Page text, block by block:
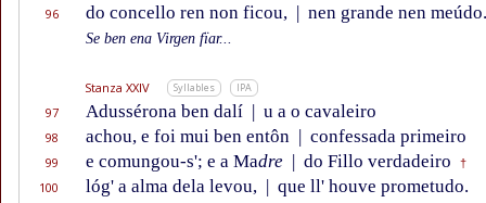
96 do concello ren non ficou, | nen grande nen meúdo.
Se ben ena Virgen fïar...
Stanza XXIV Syllables IPA
97 Adussérona ben dalí | u a o cavaleiro
98 achou, e foi mui ben entôn | confessada primeiro
99 e comungou-s'; e a Madre | do Fillo verdadeiro †
100 lóg' a alma dela levou, | que ll' houve prometudo.